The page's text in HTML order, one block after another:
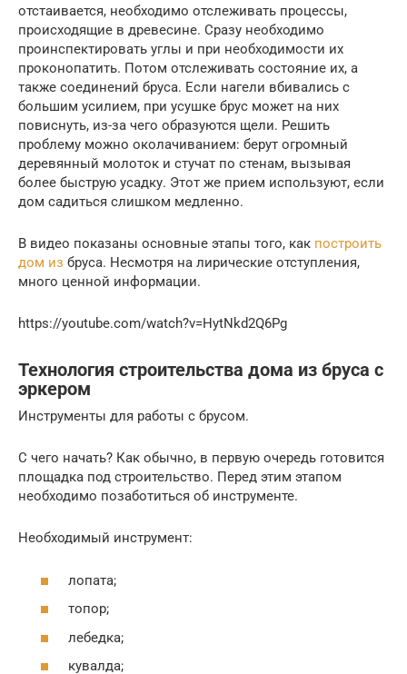
отстаивается, необходимо отслеживать процессы,
происходящие в древесине. Сразу необходимо
проинспектировать углы и при необходимости их
проконопатить. Потом отслеживать состояние их, а
также соединений бруса. Если нагели вбивались с
большим усилием, при усушке брус может на них
повиснуть, из-за чего образуются щели. Решить
проблему можно околачиванием: берут огромный
деревянный молоток и стучат по стенам, вызывая
более быструю усадку. Этот же прием используют, если
дом садиться слишком медленно.
В видео показаны основные этапы того, как построить
дом из бруса. Несмотря на лирические отступления,
много ценной информации.
https://youtube.com/watch?v=HytNkd2Q6Pg
Технология строительства дома из бруса с
эркером
Инструменты для работы с брусом.
С чего начать? Как обычно, в первую очередь готовится
площадка под строительство. Перед этим этапом
необходимо позаботиться об инструменте.
Необходимый инструмент:
лопата;
топор;
лебедка;
кувалда;